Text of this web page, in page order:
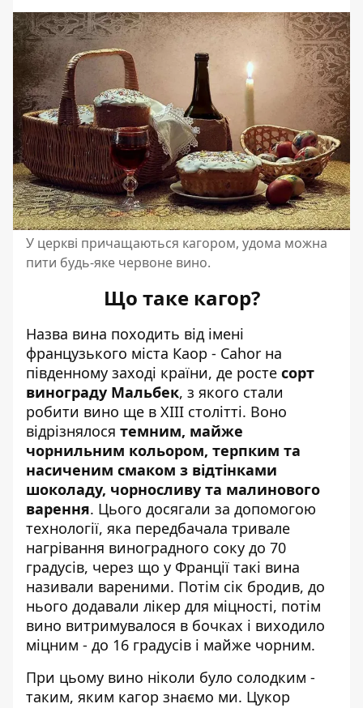
У церкві причащаються кагором, удома можна
пити будь-яке червоне вино.
Що таке кагор?
Назва вина походить від імені
французького міста Каор - Cahor на
південному заході країни, де росте сорт
винограду Мальбек, з якого стали
робити вино ще в XIII столітті. Воно
відрізнялося темним, майже
чорнильним кольором, терпким та
насиченим смаком з відтінками
шоколаду, чорносливу та малинового
варення. Цього досягали за допомогою
технології, яка передбачала тривале
нагрівання виноградного соку до 70
градусів, через що у Франції такі вина
називали вареними. Потім сік бродив, до
нього додавали лікер для міцності, потім
вино витримувалося в бочках і виходило
міцним - до 16 градусів і майже чорним.
При цьому вино ніколи було солодким -
таким, яким кагор знаємо ми. Цукор